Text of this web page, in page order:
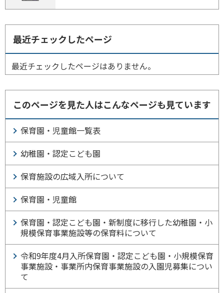
最近チェックしたページ
最近チェックしたページはありません。
このページを見た人はこんなページも見ています
保育園・児童館一覧表
幼稚園・認定こども園
保育施設の広域入所について
保育園・児童館
保育園・認定こども園・新制度に移行した幼稚園・小
規模保育事業施設等の保育料について
令和9年度4月入所保育園・認定こども園・小規模保育
事業施設・事業所内保育事業施設の入園児募集につい
て